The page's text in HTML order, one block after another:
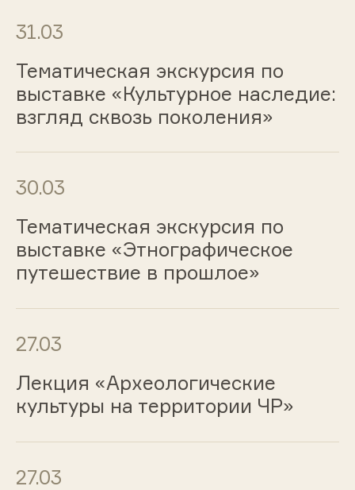
31.03
Тематическая экскурсия по
выставке «Культурное наследие:
взгляд сквозь поколения»
30.03
Тематическая экскурсия по
выставке «Этнографическое
путешествие в прошлое»
27.03
Лекция «Археологические
культуры на территории ЧР»
27.03